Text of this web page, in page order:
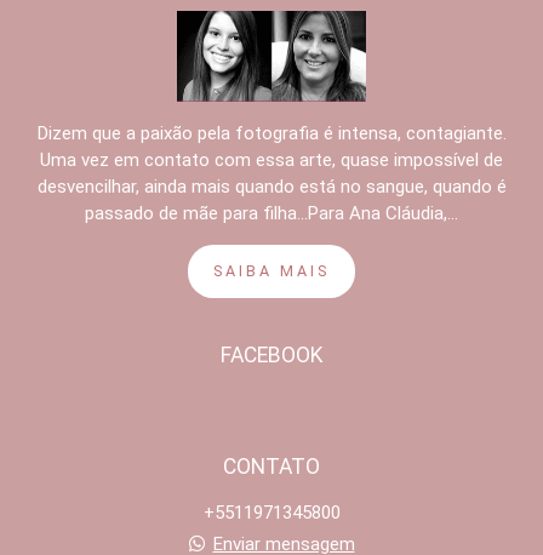
Dizem que a paixão pela fotografia é intensa, contagiante.
Uma vez em contato com essa arte, quase impossível de
desvencilhar, ainda mais quando está no sangue, quando é
passado de mãe para filha...Para Ana Cláudia,...
SAIBA MAIS
FACEBOOK
CONTATO
+5511971345800
Enviar mensagem